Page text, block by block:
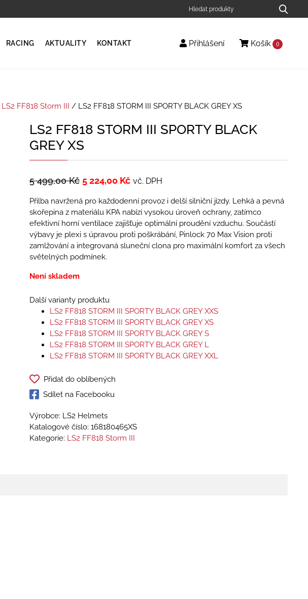
RACING AKTUALITY KONTAKT Přihlášení Košík 0
LS2 FF818 Storm III / LS2 FF818 STORM III SPORTY BLACK GREY XS
LS2 FF818 STORM III SPORTY BLACK
GREY XS
5 499,00Kč 5 224,00 Kč vč. DPH
Přilba navržená pro každodenní provoz i delší silniční jízdy. Lehká a pevná
skořepina z materiálu KPA nabízí vysokou úroveň ochrany, zatímco
efektivní horní ventilace zajišťuje optimální proudění vzduchu. Součástí
výbavy je plexi s úpravou proti poškrábání, Pinlock 70 Max Vision proti
zamlžování a integrovaná sluneční clona pro maximální komfort za všech
světelných podmínek.
Není skladem
Další varianty produktu
LS2 FF818 STORM III SPORTY BLACK GREY XXS
LS2 FF818 STORM III SPORTY BLACK GREY XS
LS2 FF818 STORM III SPORTY BLACK GREY S
LS2 FF818 STORM III SPORTY BLACK GREY L
LS2 FF818 STORM III SPORTY BLACK GREY XXL
Přidat do oblíbených
Sdílet na Facebooku
Výrobce: LS2 Helmets
Katalogové číslo: 168180465XS
Kategorie: LS2 FF818 Storm III